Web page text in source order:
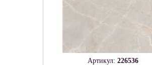
Артикул: 226536